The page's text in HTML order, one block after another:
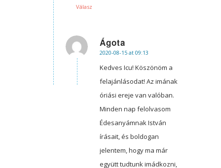
Válasz
Ágota
says:
2020-08-15 at 09:13
Kedves Icu! Köszönöm a
felajánlásodat! Az imának
óriási ereje van valóban.
Minden nap felolvasom
Édesanyámnak István
írásait, és boldogan
jelentem, hogy ma már
együtt tudtunk imádkozni,